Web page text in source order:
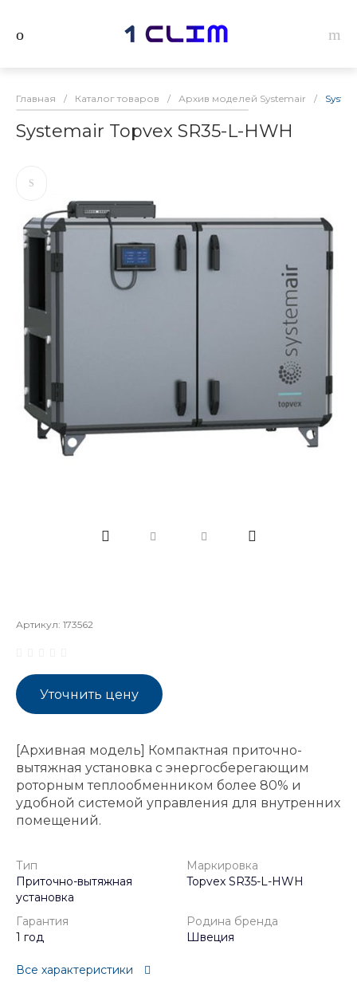
Главная / Каталог товаров / Архив моделей Systemair /
Systemair Topvex SR35-L-HWH
Артикул: 173562
Уточнить цену
[Архивная модель] Компактная приточно-
вытяжная установка с энергосберегающим
роторным теплообменником более 80% и
удобной системой управления для внутренних
помещений.
Тип
Приточно-вытяжная
установка
Маркировка
Topvex SR35-L-HWH
Гарантия
1 год
Родина бренда
Швеция
Все характеристики